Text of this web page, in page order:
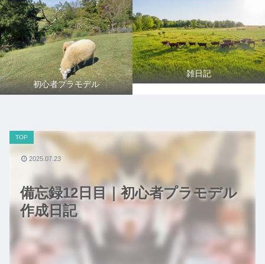
初心者プラモデル
雑日記
備忘録12日目｜初心者プラモデル
作成日記
TOP
2025.07.23